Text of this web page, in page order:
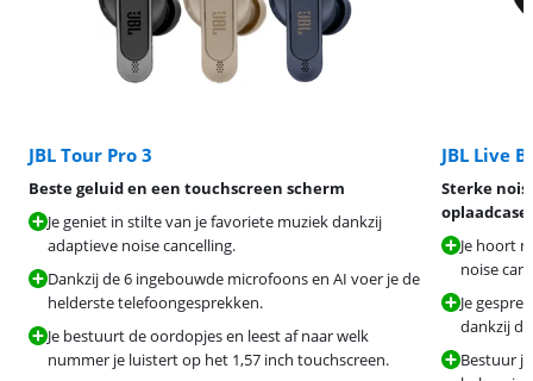
JBL Tour Pro 3
Beste geluid en een touchscreen scherm
Je geniet in stilte van je favoriete muziek dankzij
adaptieve noise cancelling.
Dankzij de 6 ingebouwde microfoons en AI voer je de
helderste telefoongesprekken.
Je bestuurt de oordopjes en leest af naar welk
nummer je luistert op het 1,57 inch touchscreen.
JBL Live
Sterke
oplaadcase
Je hoort
noise
Je
dankzij
Bestuur